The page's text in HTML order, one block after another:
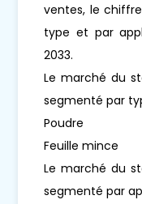
ventes, le
type et par
2033.
Le marché du
segmenté par
Poudre
Feuille mince
Le marché du
segmenté par